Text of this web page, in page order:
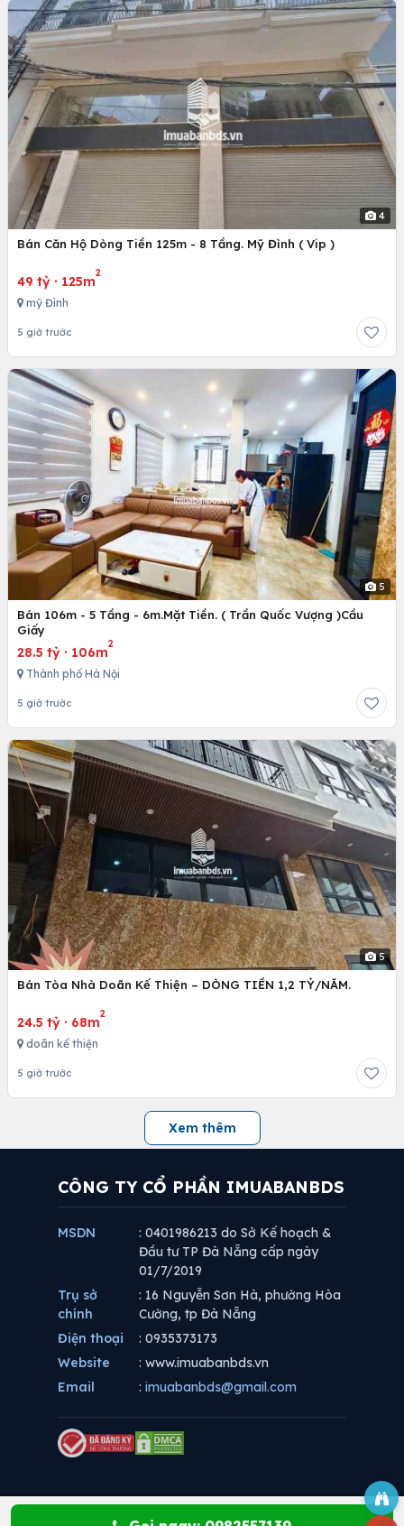
4
Bán Căn Hộ Dòng Tiền 125m - 8 Tầng. Mỹ Đình ( Vip )
49 tỷ · 125m
2
mỹ Đình
5 giờ trước
5
Bán 106m - 5 Tầng - 6m.Mặt Tiền. ( Trần Quốc Vượng )Cầu
Giấy
28.5 tỷ · 106m
2
Thành phố Hà Nội
5 giờ trước
5
Bán Tòa Nhà Doãn Kế Thiện – DÒNG TIỀN 1,2 TỶ/NĂM.
24.5 tỷ · 68m
2
doãn kế thiện
5 giờ trước
Xem thêm
CÔNG TY CỔ PHẦN IMUABANBDS
MSDN
: 0401986213 do Sở Kế hoạch &
Đầu tư TP Đà Nẵng cấp ngày
01/7/2019
Trụ sở
chính
: 16 Nguyễn Sơn Hà, phường Hòa
Cường, tp Đà Nẵng
Điện thoại
: 0935373173
Website
: www.imuabanbds.vn
Email
: imuabanbds@gmail.com